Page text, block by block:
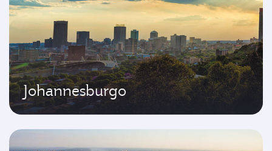
Johannesburgo